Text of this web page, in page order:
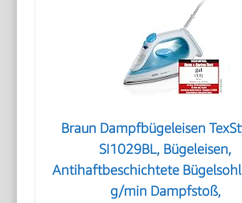
Braun Dampfbügeleisen
SI1029BL, Bügeleisen,
Antihaftbeschichtete
g/min Dampfstoß,